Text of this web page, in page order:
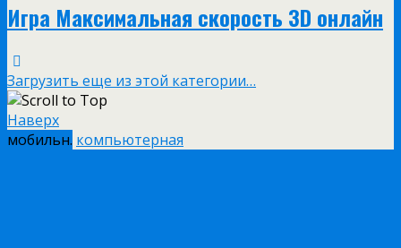
Игра Максимальная скорость 3D онлайн
Загрузить еще из этой категории…
Наверх
мобильн. компьютерная